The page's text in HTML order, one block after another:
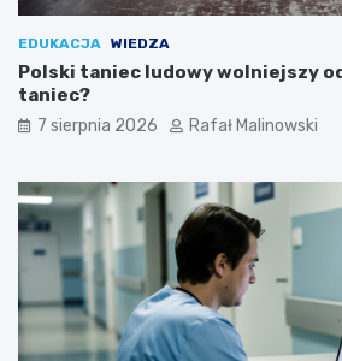
EDUKACJA WIEDZA
Polski taniec ludowy wolniejszy
taniec?
7 sierpnia 2026 Rafał Malinowski